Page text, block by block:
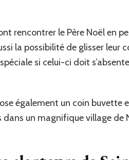
rencontrer le Père Noël en
la possibilité de glisser leur
si celui-ci doit
également un coin
un magnifique village de